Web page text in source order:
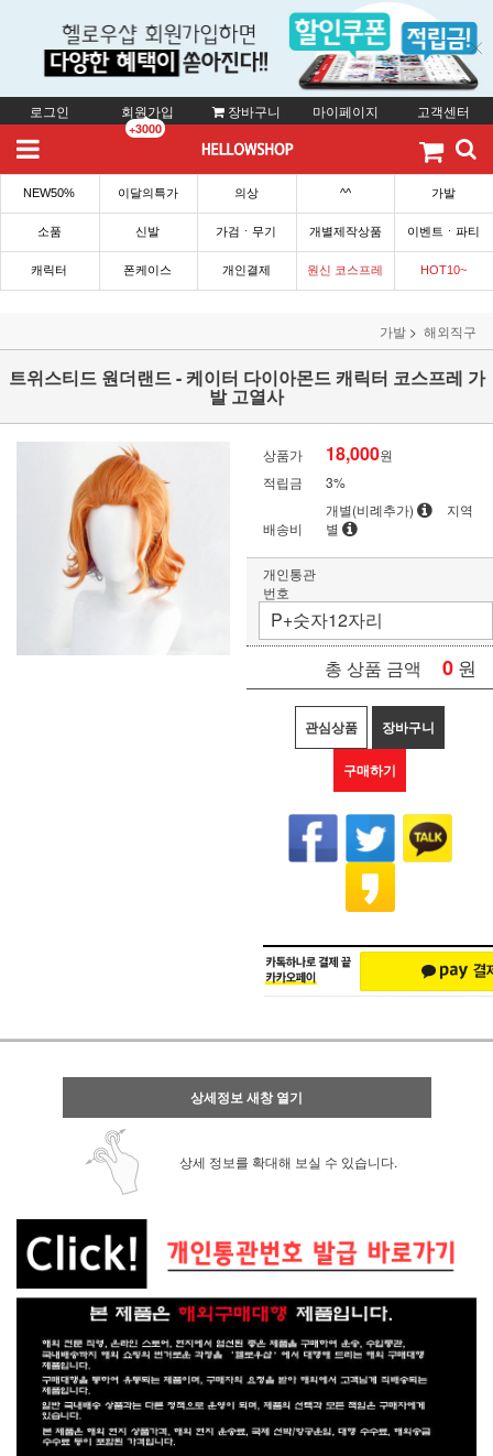
로그인 회원가입
+3000
장바구니 마이페이지 고객센터
NEW50% 이달의특가 의상 ^^ 가발
소품 신발 가검ㆍ무기 개별제작상품 이벤트ㆍ파티
캐릭터 폰케이스 개인결제 원신 코스프레 HOT10~
가발 해외직구
트위스티드 원더랜드 - 케이터 다이아몬드 캐릭터 코스프레 가
발 고열사
상품가 18,000원
적립금
3%
배송비
개별(비례추가)
지역
별
개인통관
번호
총 상품 금액 0 원
관심상품 장바구니
구매하기
상세정보 새창 열기
상세 정보를 확대해 보실 수 있습니다.